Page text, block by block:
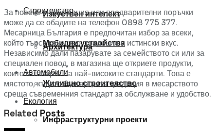
Строителство
Архитектура
Жилищно строителство
Инфраструктурни проекти
Изкуствен интелект
Мобилни устройства
Автомобили
Екология
За повече информация или предварителни поръчки
може да се обадите на телефон 0898 775 377.
Месарница България е предпочитан избор за всеки,
който търси качество, традиция и истински вкус.
Независимо дали пазарувате за семейството си или за
специален повод, в магазина ще откриете продукти,
които отговарят на най-високите стандарти. Това е
мястото, където българската традиция в месарството
среща съвременния стандарт за обслужване и удобство.
Related Posts